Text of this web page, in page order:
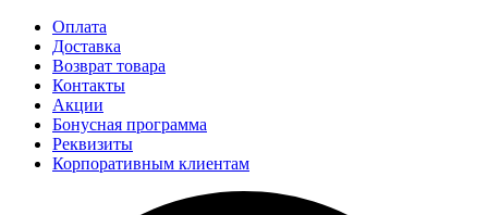
Оплата
Доставка
Возврат товара
Контакты
Акции
Бонусная программа
Реквизиты
Корпоративным клиентам